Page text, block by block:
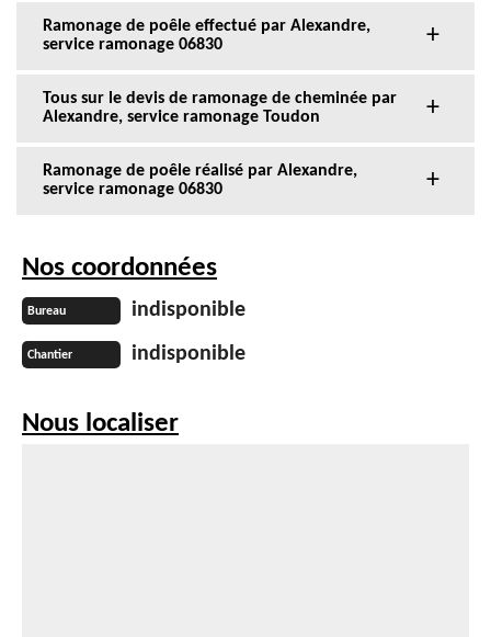
Ramonage de poêle effectué par Alexandre,
service ramonage 06830
Tous sur le devis de ramonage de cheminée par
Alexandre, service ramonage Toudon
Ramonage de poêle réalisé par Alexandre,
service ramonage 06830
Nos coordonnées
Bureau indisponible
Chantier indisponible
Nous localiser